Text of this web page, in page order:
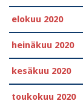
elokuu 2020
heinäkuu 2020
kesäkuu 2020
toukokuu 2020